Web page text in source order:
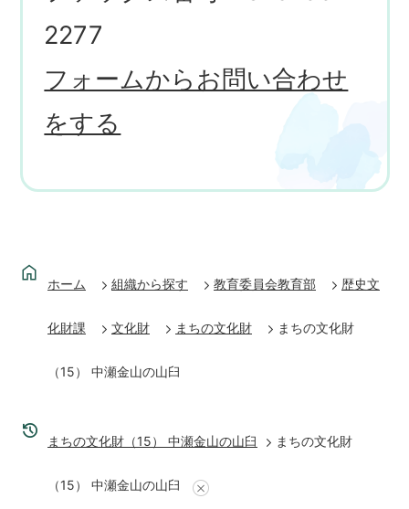
2277
フォームからお問い合わせ
をする
ホーム 組織から探す 教育委員会教育部 歴史文
化財課 文化財 まちの文化財 まちの文化財
（15） 中瀬金山の山臼
まちの文化財（15） 中瀬金山の山臼 まちの文化財
（15） 中瀬金山の山臼